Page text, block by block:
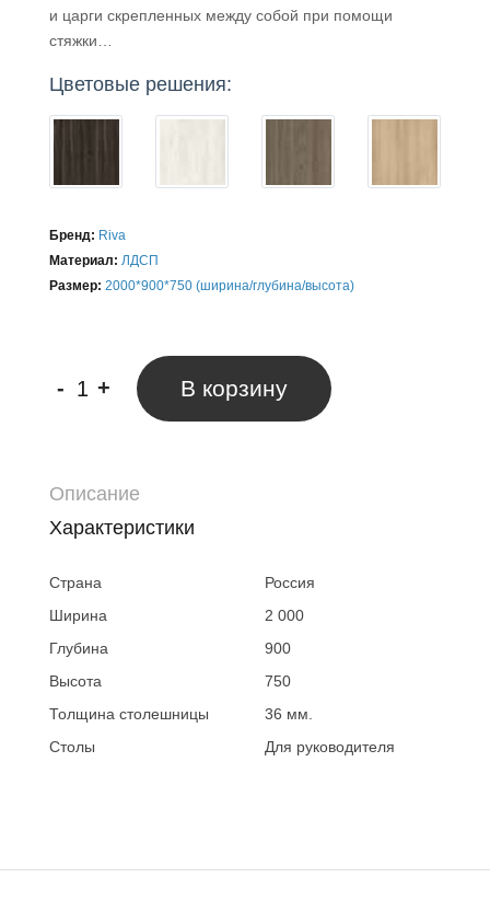
и царги скрепленных между собой при помощи
стяжки…
Цветовые решения:
Бренд: Riva
Материал: ЛДСП
Размер: 2000*900*750 (ширина/глубина/высота)
- + В корзину
Описание
Характеристики
Страна
Россия
Ширина
2 000
Глубина
900
Высота
750
Толщина столешницы
36 мм.
Столы
Для руководителя